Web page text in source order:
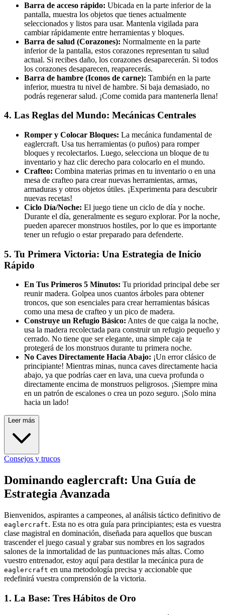
Barra de acceso rápido: Ubicada en la parte inferior de la
pantalla, muestra los objetos que tienes actualmente
seleccionados y listos para usar. Mantenla vigilada para
cambiar rápidamente entre herramientas y bloques.
Barra de salud (Corazones): Normalmente en la parte
inferior de la pantalla, estos corazones representan tu salud
actual. Si recibes daño, los corazones desaparecerán. Si todos
los corazones desaparecen, reaparecerás.
Barra de hambre (Iconos de carne): También en la parte
inferior, muestra tu nivel de hambre. Si baja demasiado, no
podrás regenerar salud. ¡Come comida para mantenerla llena!
4. Las Reglas del Mundo: Mecánicas Centrales
Romper y Colocar Bloques: La mecánica fundamental de
eaglercraft. Usa tus herramientas (o puños) para romper
bloques y recolectarlos. Luego, selecciona un bloque de tu
inventario y haz clic derecho para colocarlo en el mundo.
Crafteo: Combina materias primas en tu inventario o en una
mesa de crafteo para crear nuevas herramientas, armas,
armaduras y otros objetos útiles. ¡Experimenta para descubrir
nuevas recetas!
Ciclo Día/Noche: El juego tiene un ciclo de día y noche.
Durante el día, generalmente es seguro explorar. Por la noche,
pueden aparecer monstruos hostiles, por lo que es importante
tener un refugio o estar preparado para defenderte.
5. Tu Primera Victoria: Una Estrategia de Inicio
Rápido
En Tus Primeros 5 Minutos: Tu prioridad principal debe ser
reunir madera. Golpea unos cuantos árboles para obtener
troncos, que son esenciales para crear herramientas básicas
como una mesa de crafteo y un pico de madera.
Construye un Refugio Básico: Antes de que caiga la noche,
usa la madera recolectada para construir un refugio pequeño y
cerrado. No tiene que ser elegante, una simple caja te
protegerá de los monstruos durante tu primera noche.
No Caves Directamente Hacia Abajo: ¡Un error clásico de
principiante! Mientras minas, nunca caves directamente hacia
abajo, ya que podrías caer en lava, una cueva profunda o
directamente encima de monstruos peligrosos. ¡Siempre mina
en un patrón de escalones o crea un pozo seguro. ¡Solo mina
hacia un lado!
Leer más
Consejos y trucos
Dominando eaglercraft: Una Guía de
Estrategia Avanzada
Bienvenidos, aspirantes a campeones, al análisis táctico definitivo de
eaglercraft. Esta no es otra guía para principiantes; esta es vuestra
clase magistral en dominación, diseñada para aquellos que buscan
trascender el juego casual y grabar sus nombres en los sagrados
salones de la inmortalidad de las puntuaciones más altas. Como
vuestro entrenador, estoy aquí para destilar la mecánica pura de
eaglercraft en una metodología precisa y accionable que
redefinirá vuestra comprensión de la victoria.
1. La Base: Tres Hábitos de Oro